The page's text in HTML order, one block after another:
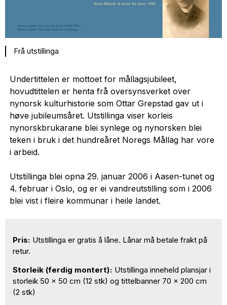
Frå utstillinga
Undertittelen er mottoet for mållagsjubileet,
hovudtittelen er henta frå oversynsverket over
nynorsk kulturhistorie som Ottar Grepstad gav ut i
høve jubileumsåret. Utstillinga viser korleis
nynorskbrukarane blei synlege og nynorsken blei
teken i bruk i det hundreåret Noregs Mållag har vore
i arbeid.
Utstillinga blei opna 29. januar 2006 i Aasen-tunet og
4. februar i Oslo, og er ei vandreutstilling som i 2006
blei vist i fleire kommunar i heile landet.
Pris: Utstillinga er gratis å låne. Lånar må betale frakt på
retur.
Storleik (ferdig montert): Utstillinga inneheld plansjar i
storleik 50 x 50 cm (12 stk) og tittelbanner 70 x 200 cm
(2 stk)